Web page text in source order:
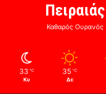
Πειραιάς
Καθαρός Ουρανός
33 ℃
Κυ
35 ℃
Δε